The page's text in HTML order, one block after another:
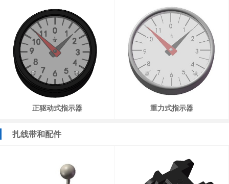
正驱动式指示器 重力式指示器
扎线带和配件